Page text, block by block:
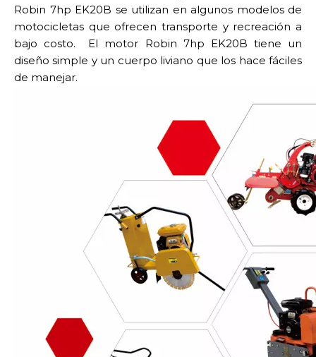
Robin 7hp EK20B se utilizan en algunos modelos de
motocicletas que ofrecen transporte y recreación a
bajo costo. El motor Robin 7hp EK20B tiene un
diseño simple y un cuerpo liviano que los hace fáciles
de manejar.